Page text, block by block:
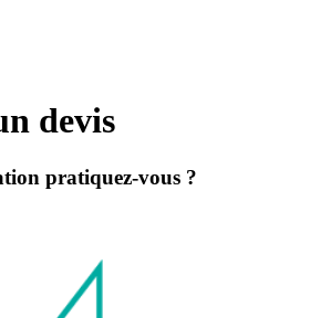
devis
pratiquez-vous ?